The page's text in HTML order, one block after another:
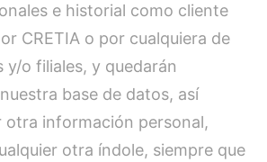
e historial como cliente
CRETIA o por cualquiera de
y/o filiales, y quedarán
base de datos, así
otra información personal,
otra índole, siempre que